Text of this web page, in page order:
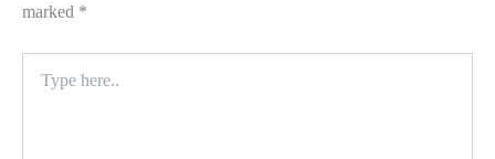
marked *
here..